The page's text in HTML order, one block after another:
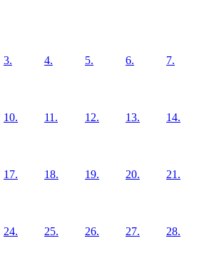
3. 4. 5. 6. 7.
10. 11. 12. 13. 14.
17. 18. 19. 20. 21.
24. 25. 26. 27. 28.